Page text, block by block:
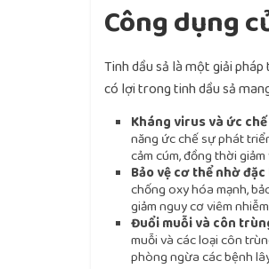
Công dụng
Tinh dầu sả là một giải
có lợi trong tinh dầu sả
Kháng virus và ức
năng ức chế sự phát
cảm cúm, đồng thời
Bảo vệ cơ thể nhờ
chống oxy hóa mạnh,
giảm nguy cơ viêm
Đuổi muỗi và côn
muỗi và các loại côn
phòng ngừa các bệnh